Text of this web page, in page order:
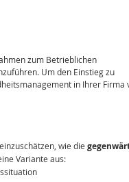
zum Betrieblichen
Um den Einstieg zu
in Ihrer Firma
wie die
Variante aus: